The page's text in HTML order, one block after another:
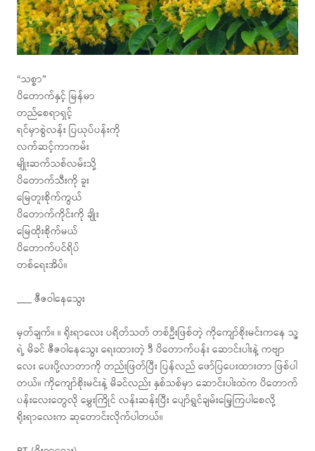
“သစ္စာ”
ပိတောက်နှင့် မြန်မာ
တည်စေရာရှင့်
ရင်မှာစွဲလန်း ပြယုပ်ပန်းကို
လက်ဆင့်ကာကမ်း
မျိုးဆက်သစ်လမ်းသို့
ပိတောက်သီးကို ခူး
မြေတူးစိုက်ကွယ်
ပိတောက်ကိုင်းကို ချိုး
မြေထိုးစိုက်မယ်
ပိတောက်ပင်ရိပ်
တစ်ရေးအိပ်။
___ ဇီဇဝါနေသွေး
မှတ်ချက်။ ။ ရိုးရာလေး ပရိတ်သတ် တစ်ဦးဖြစ်တဲ့ ကိုကျော်စိုးမင်းကနေ သူ့
ရဲ့ မိခင် ဇီဇဝါနေသွေး ရေးထားတဲ့ ဒီ ပိတောက်ပန်း ဆောင်းပါးနဲ့ ကဗျာ
လေး ပေးပို့လာတာကို တည်းဖြတ်ပြီး ပြန်လည် ဖော်ပြပေးထားတာ ဖြစ်ပါ
တယ်။ ကိုကျော်စိုးမင်းနဲ့ မိခင်လည်း နှစ်သစ်မှာ ဆောင်းပါးထဲက ပိတောက်
ပန်းလေးတွေလို မွှေးကြိုင် လန်းဆန်းပြီး ပျော်ရွှင်ချမ်းမြေ့ကြပါစေလို့
ရိုးရာလေးက ဆုတောင်းလိုက်ပါတယ်။